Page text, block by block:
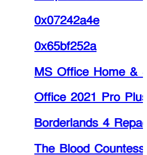
0x07242a4e
0x65bf252a
MS Office Home &
Office 2021 Pro Plus
Borderlands 4
The Blood Countess